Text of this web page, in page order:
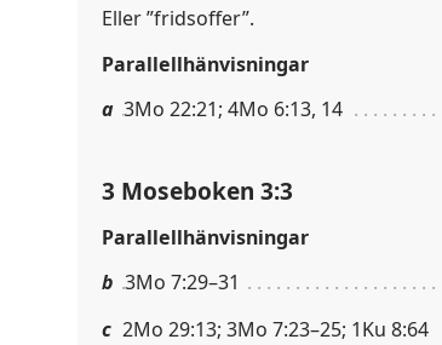
Eller ”fridsoffer”.
Parallellhänvisningar
a 3Mo 22:21; 4Mo 6:13, 14
3 Moseboken 3:3
Parallellhänvisningar
b 3Mo 7:29–31
c 2Mo 29:13; 3Mo 7:23–25; 1Ku 8:64